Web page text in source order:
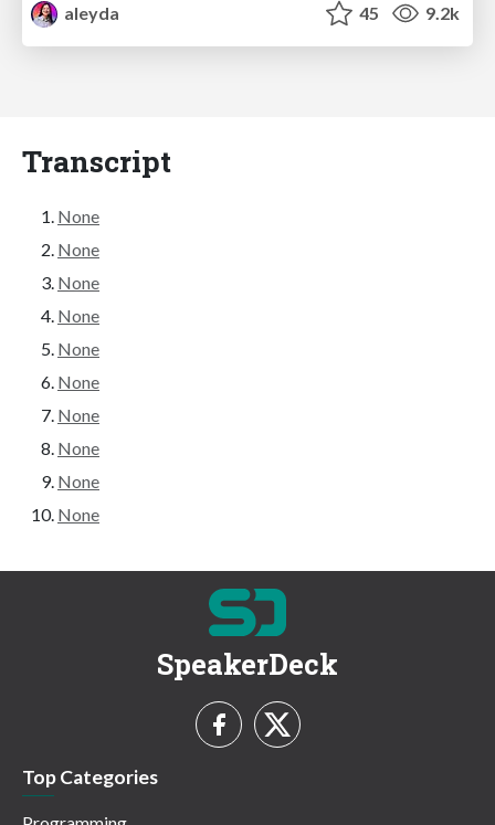
aleyda
45 9.2k
Transcript
None
None
None
None
None
None
None
None
None
None
SpeakerDeck
Top Categories